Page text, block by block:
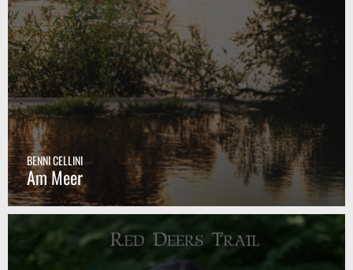
BENNI CELLINI
Am Meer